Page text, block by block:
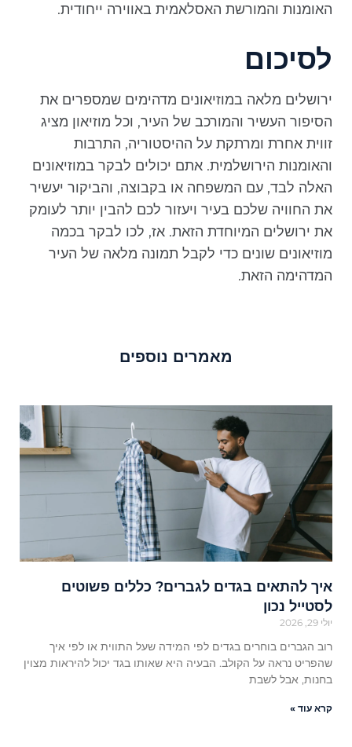
האומנות והמורשת האסלאמית באווירה ייחודית.
לסיכום
ירושלים מלאה במוזיאונים מדהימים שמספרים את
הסיפור העשיר והמורכב של העיר, וכל מוזיאון מציג
זווית אחרת ומרתקת על ההיסטוריה, התרבות
והאומנות הירושלמית. אתם יכולים לבקר במוזיאונים
האלה לבד, עם המשפחה או בקבוצה, והביקור יעשיר
את החוויה שלכם בעיר ויעזור לכם להבין יותר לעומק
את ירושלים המיוחדת הזאת. אז, לכו לבקר בכמה
מוזיאונים שונים כדי לקבל תמונה מלאה של העיר
המדהימה הזאת.
מאמרים נוספים
איך להתאים בגדים לגברים? כללים פשוטים
לסטייל נכון
יולי 29, 2026
רוב הגברים בוחרים בגדים לפי המידה שעל התווית או לפי איך
שהפריט נראה על הקולב. הבעיה היא שאותו בגד יכול להיראות מצוין
בחנות, אבל לשבת
קרא עוד »